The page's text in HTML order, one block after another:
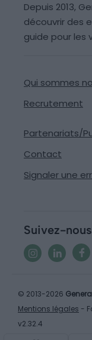
Depuis 2013,
découvrir des
guide pour les
Qui sommes
Recrutement
Partenariats/
Contact
Signaler une
Suivez-
© 2013-2026
Mentions légales -
v2.32.4